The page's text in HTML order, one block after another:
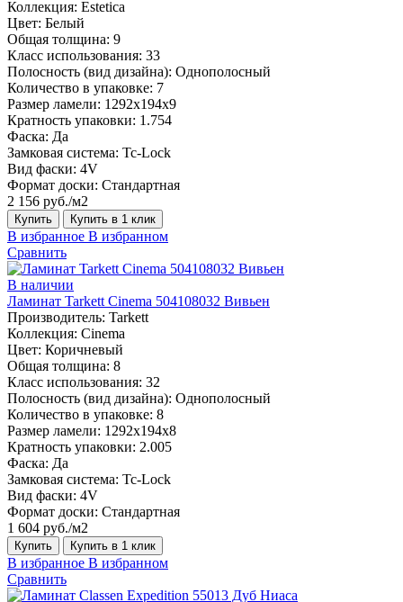
Коллекция: Estetica
Цвет: Белый
Общая толщина: 9
Класс использования: 33
Полосность (вид дизайна): Однополосный
Количество в упаковке: 7
Размер ламели: 1292х194х9
Кратность упаковки: 1.754
Фаска: Да
Замковая система: Tc-Lock
Вид фаски: 4V
Формат доски: Стандартная
2 156 руб./м2
Купить Купить в 1 клик
В избранное В избранном
Сравнить
В наличии
Ламинат Tarkett Cinema 504108032 Вивьен
Производитель: Tarkett
Коллекция: Cinema
Цвет: Коричневый
Общая толщина: 8
Класс использования: 32
Полосность (вид дизайна): Однополосный
Количество в упаковке: 8
Размер ламели: 1292х194х8
Кратность упаковки: 2.005
Фаска: Да
Замковая система: Tc-Lock
Вид фаски: 4V
Формат доски: Стандартная
1 604 руб./м2
Купить Купить в 1 клик
В избранное В избранном
Сравнить